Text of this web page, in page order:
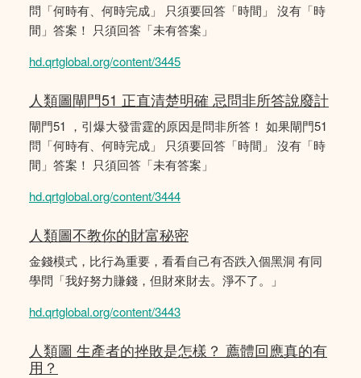
問「何時有、何時完成」 只須要回答「時間」 沒有「時
間」答案！ 只須回答「未有答案」
hd.qrtglobal.org/content/3445
人類圖閘門51 正直清楚明確 忌問非所答說廢計
閘門51 ，引爆大發雷霆的原因是問非所答！ 如果閘門51
問「何時有、何時完成」 只須要回答「時間」 沒有「時
間」答案！ 只須回答「未有答案」
hd.qrtglobal.org/content/3444
人類圖不教你的財富秘密
金錢模式，比行為重要，看看自己有否跌入個黑洞 有同
學問「我好努力賺錢，但財來財去。淨不了。」
hd.qrtglobal.org/content/3443
人類圖 生產者的挫敗是怎樣？ 薦體回應真的有
用？